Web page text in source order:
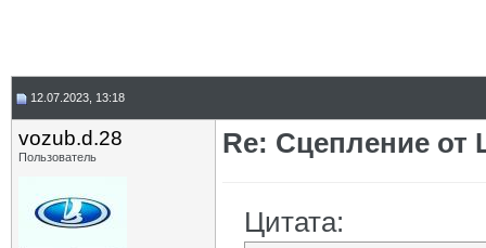
12.07.2023, 13:18
vozub.d.28
Пользователь Re: Сцепление
Цитата: